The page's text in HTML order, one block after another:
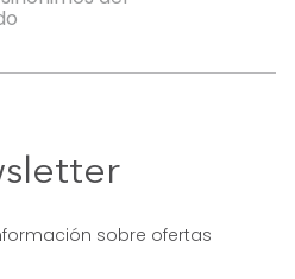
sobre ofertas